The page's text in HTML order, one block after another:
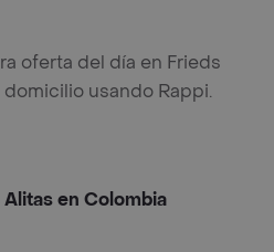
oferta del día en Frieds
usando Rappi.
Alitas en Colombia